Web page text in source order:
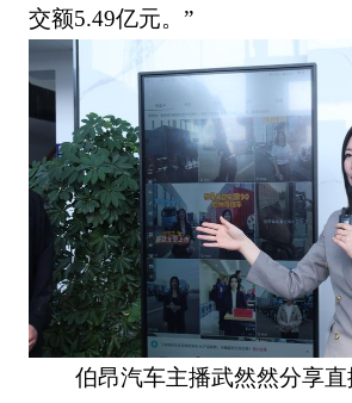
交额5.49亿元。”
伯昂汽车主播武然然分享